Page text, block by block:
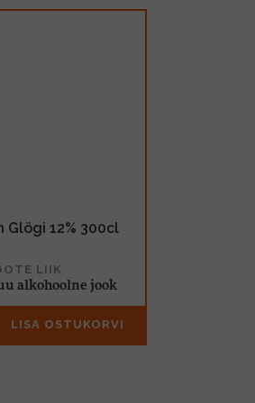
Glögi 12% 300cl
LIIK
alkohoolne jook
LISA OSTUKORVI